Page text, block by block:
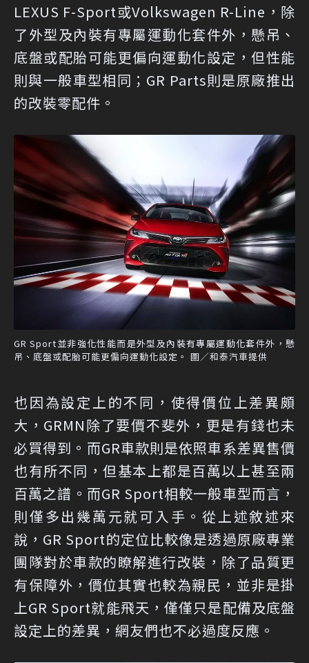
LEXUS F-Sport或Volkswagen R-Line，除
了外型及內裝有專屬運動化套件外，懸吊、
底盤或配胎可能更偏向運動化設定，但性能
則與一般車型相同；GR Parts則是原廠推出
的改裝零配件。
GR Sport並非強化性能而是外型及內裝有專屬運動化套件外，懸
吊、底盤或配胎可能更偏向運動化設定。 圖／和泰汽車提供
也因為設定上的不同，使得價位上差異頗
大，GRMN除了要價不斐外，更是有錢也未
必買得到。而GR車款則是依照車系差異售價
也有所不同，但基本上都是百萬以上甚至兩
百萬之譜。而GR Sport相較一般車型而言，
則僅多出幾萬元就可入手。從上述敘述來
說，GR Sport的定位比較像是透過原廠專業
團隊對於車款的瞭解進行改裝，除了品質更
有保障外，價位其實也較為親民，並非是掛
上GR Sport就能飛天，僅僅只是配備及底盤
設定上的差異，網友們也不必過度反應。